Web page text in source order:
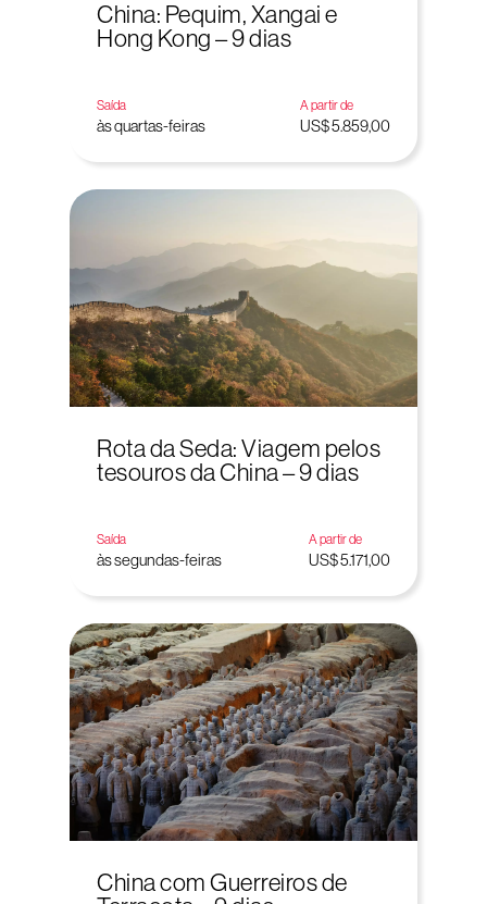
China: Pequim, Xangai e
Hong Kong – 9 dias
Saída
às quartas-feiras
A partir de
US$ 5.859,00
Rota da Seda: Viagem pelos
tesouros da China – 9 dias
Saída
às segundas-feiras
A partir de
US$ 5.171,00
China com Guerreiros de